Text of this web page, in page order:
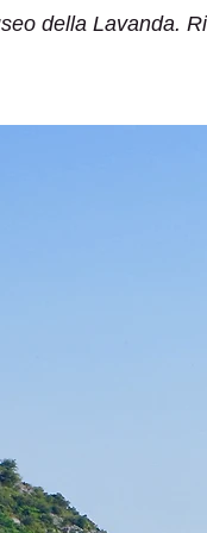
della Lavanda.